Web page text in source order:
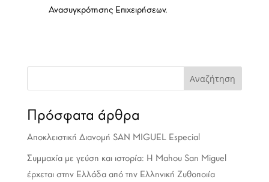
Ανασυγκρότησης Επιχειρήσεων.
Αναζήτηση
Πρόσφατα άρθρα
Αποκλειστική Διανομή SAN MIGUEL Especial
Συμμαχία με γεύση και ιστορία: Η Mahou San Miguel
έρχεται στην Ελλάδα από την Ελληνική Ζυθοποιία